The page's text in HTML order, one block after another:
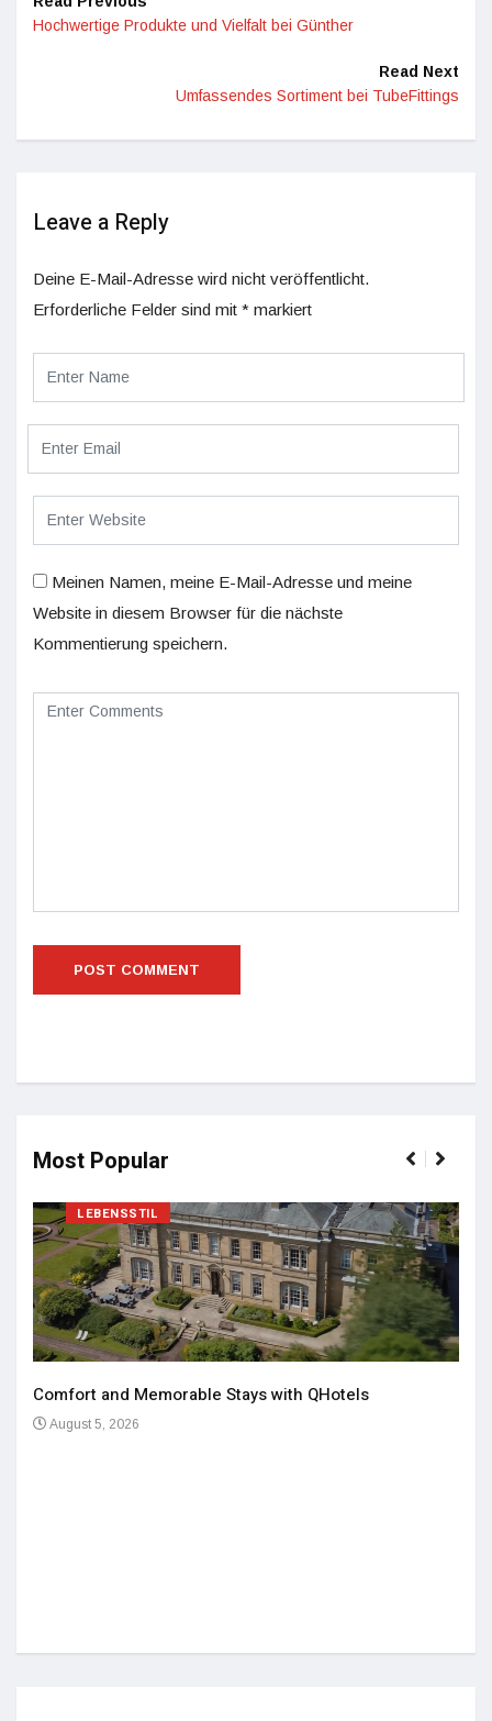
Hochwertige Produkte und Vielfalt bei Günther
Read Next
Umfassendes Sortiment bei TubeFittings
Leave a Reply
Deine E-Mail-Adresse wird nicht veröffentlicht.
Erforderliche Felder sind mit * markiert
Meinen Namen, meine E-Mail-Adresse und meine
Website in diesem Browser für die nächste
Kommentierung speichern.
Most Popular
LEBENSSTIL
Comfort and Memorable Stays with QHotels
August 5, 2026